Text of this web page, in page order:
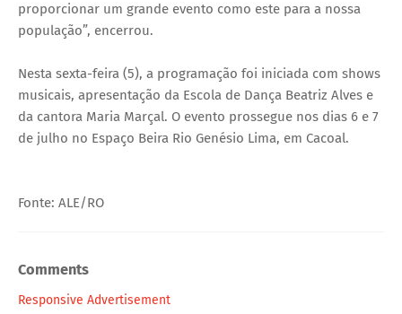
proporcionar um grande evento como este para a nossa
população”, encerrou.
Nesta sexta-feira (5), a programação foi iniciada com shows
musicais, apresentação da Escola de Dança Beatriz Alves e
da cantora Maria Marçal. O evento prossegue nos dias 6 e 7
de julho no Espaço Beira Rio Genésio Lima, em Cacoal.
Fonte: ALE/RO
Comments
Responsive Advertisement